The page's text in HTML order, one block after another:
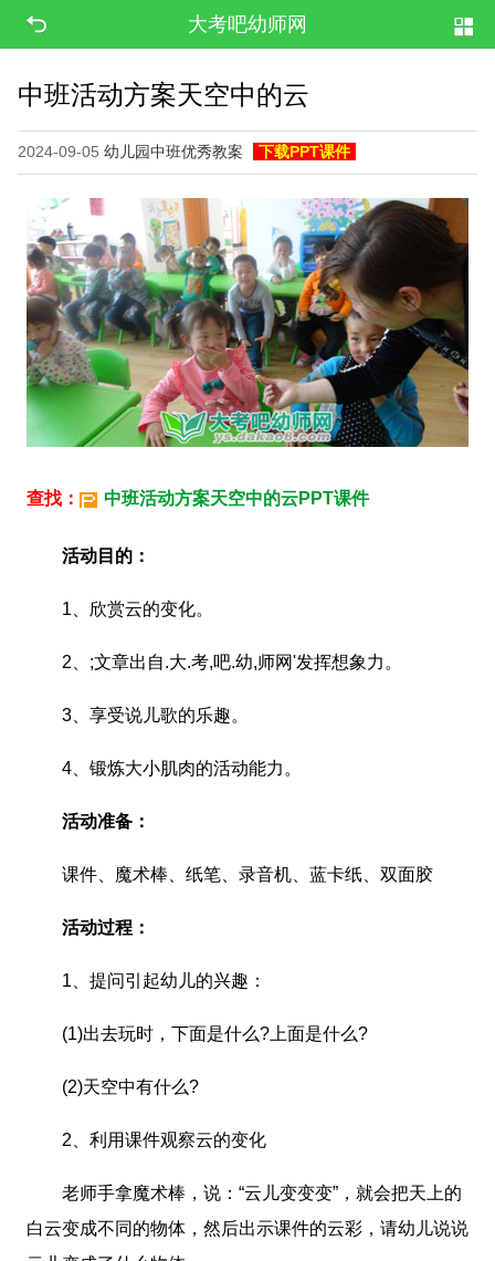
大考吧幼师网
中班活动方案天空中的云
2024-09-05 幼儿园中班优秀教案 下载PPT课件
查找： 中班活动方案天空中的云PPT课件
活动目的：
1、欣赏云的变化。
2、;文章出自.大.考,吧.幼,师网'发挥想象力。
3、享受说儿歌的乐趣。
4、锻炼大小肌肉的活动能力。
活动准备：
课件、魔术棒、纸笔、录音机、蓝卡纸、双面胶
活动过程：
1、提问引起幼儿的兴趣：
(1)出去玩时，下面是什么?上面是什么?
(2)天空中有什么?
2、利用课件观察云的变化
老师手拿魔术棒，说：“云儿变变变”，就会把天上的
白云变成不同的物体，然后出示课件的云彩，请幼儿说说